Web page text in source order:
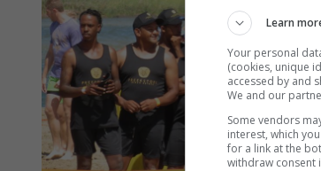
Learn
Your personal
(cookies, unique
accessed by and
We and our
Some vendors
interest, which
for a link at the
withdraw consent